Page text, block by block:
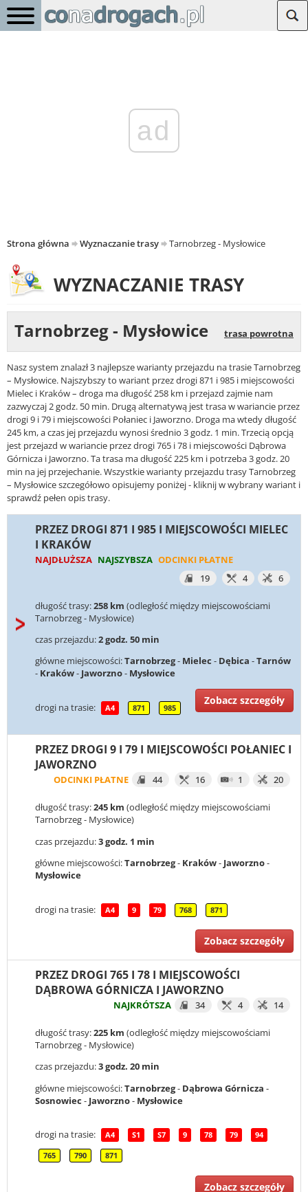
ad
Strona główna Wyznaczanie trasy Tarnobrzeg - Mysłowice
WYZNACZANIE TRASY
Tarnobrzeg - Mysłowice trasa powrotna
Nasz system znalazł 3 najlepsze warianty przejazdu na trasie Tarnobrzeg
– Mysłowice. Najszybszy to wariant przez drogi 871 i 985 i miejscowości
Mielec i Kraków – droga ma długość 258 km i przejazd zajmie nam
zazwyczaj 2 godz. 50 min. Drugą alternatywą jest trasa w wariancie przez
drogi 9 i 79 i miejscowości Połaniec i Jaworzno. Droga ma wtedy długość
245 km, a czas jej przejazdu wynosi średnio 3 godz. 1 min. Trzecią opcją
jest przejazd w wariancie przez drogi 765 i 78 i miejscowości Dąbrowa
Górnicza i Jaworzno. Ta trasa ma długość 225 km i potrzeba 3 godz. 20
min na jej przejechanie. Wszystkie warianty przejazdu trasy Tarnobrzeg
– Mysłowice szczegółowo opisujemy poniżej - kliknij w wybrany wariant i
sprawdź pełen opis trasy.
PRZEZ DROGI 871 I 985 I MIEJSCOWOŚCI MIELEC
I KRAKÓW
NAJDŁUŻSZA NAJSZYBSZA ODCINKI PŁATNE
19
4 6
długość trasy:258 km (odległość między miejscowościami
Tarnobrzeg - Mysłowice)
czas przejazdu:2 godz. 50 min
główne miejscowości:Tarnobrzeg- Mielec - Dębica -Tarnów
- Kraków- Jaworzno- Mysłowice
drogi na trasie: A4 871 985
Zobacz szczegóły
PRZEZ DROGI 9 I 79 I MIEJSCOWOŚCI POŁANIEC I
JAWORZNO
ODCINKI PŁATNE 44 16 1 20
długość trasy:245 km (odległość między miejscowościami
Tarnobrzeg - Mysłowice)
czas przejazdu:3 godz. 1 min
główne miejscowości:Tarnobrzeg- Kraków- Jaworzno-
Mysłowice
drogi na trasie: A4 9 79 768 871
Zobacz szczegóły
PRZEZ DROGI 765 I 78 I MIEJSCOWOŚCI
DĄBROWA GÓRNICZA I JAWORZNO
NAJKRÓTSZA 34 4 14
długość trasy:225 km (odległość między miejscowościami
Tarnobrzeg - Mysłowice)
czas przejazdu:3 godz. 20 min
główne miejscowości:Tarnobrzeg- Dąbrowa Górnicza -
Sosnowiec - Jaworzno- Mysłowice
drogi na trasie: A4 S1 S7 9 78 79 94
765 790 871
Zobacz szczegóły